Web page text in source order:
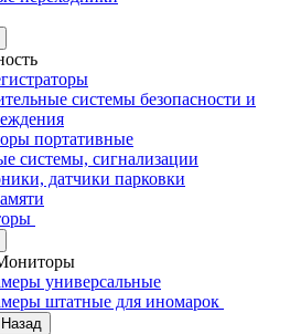
системы безопасности и
портативные
системы, сигнализации
датчики парковки
универсальные
штатные для иномарок
Назад